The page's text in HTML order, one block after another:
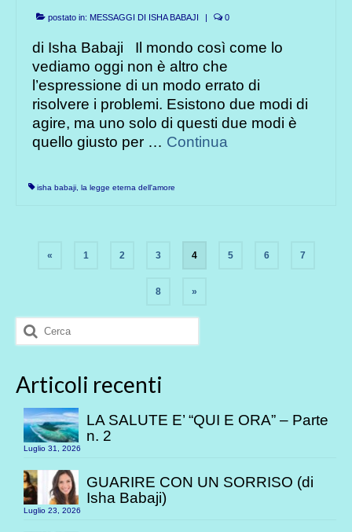
postato in: MESSAGGI DI ISHA BABAJI | 0
di Isha Babaji Il mondo così come lo
vediamo oggi non è altro che
l’espressione di un modo errato di
risolvere i problemi. Esistono due modi di
agire, ma uno solo di questi due modi è
quello giusto per … Continua
isha babaji la legge eterna dell'amore
Paginazione
articoli
« 1 2 3 4 5 6 7
8 »
Cerca:
Articoli recenti
LA SALUTE E’ “QUI E ORA” – Parte
n. 2
Luglio 31, 2026
GUARIRE CON UN SORRISO (di
Isha Babaji)
Luglio 23, 2026